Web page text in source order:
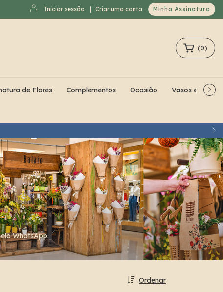
Iniciar sessão Criar uma conta Minha Assinatura
(0)
de Flores Complementos Ocasião Vasos e
WhatsApp.
Ordenar